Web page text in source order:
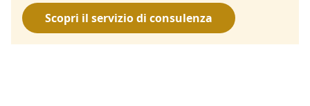
Scopri il servizio di consulenza